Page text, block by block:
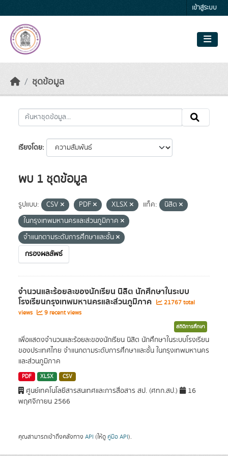
เข้าสู่ระบบ
ชุดข้อมูล
เรียงโดย
พบ 1 ชุดข้อมูล
รูปแบบ: CSV PDF XLSX แท็ค:
นิสิต
ในกรุงเทพมหานครและส่วนภูมิภาค
จำแนกตามระดับการศึกษาและชั้น
กรองผลลัพธ์
จำนวนและร้อยละของนักเรียน นิสิต นักศึกษาในระบบ
โรงเรียนกรุงเทพมหานครและส่วนภูมิภาค
21767 total
views
9 recent views
สถิติการศึกษา
เพื่อแสดงจำนวนและร้อยละของนักเรียน นิสิต นักศึกษาในระบบโรงเรียน
ของประเทศไทย จำแนกตามระดับการศึกษาและชั้น ในกรุงเทพมหานคร
และส่วนภูมิภาค
PDF XLSX CSV
ศูนย์เทคโนโลยีสารสนเทศและการสื่อสาร สป. (ศทก.สป.)
16
พฤศจิกายน 2566
คุณสามารถเข้าถึงคลังทาง API (ให้ดู คู่มือ API).